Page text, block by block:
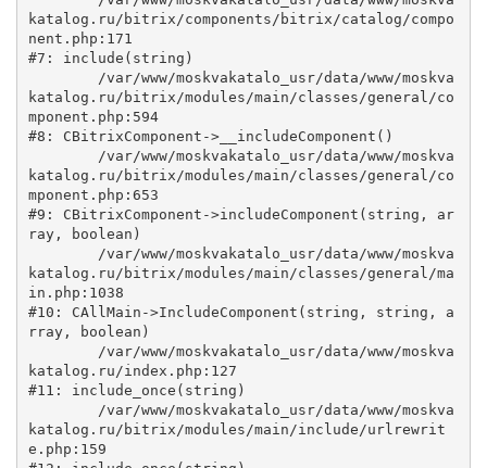
katalog.ru/bitrix/components/bitrix/catalog/compo
nent.php:171
#7: include(string)
katalog.ru/bitrix/modules/main/classes/general/co
mponent.php:594
#8: CBitrixComponent->__includeComponent()
katalog.ru/bitrix/modules/main/classes/general/co
mponent.php:653
#9: CBitrixComponent->includeComponent(string, ar
ray, boolean)
katalog.ru/bitrix/modules/main/classes/general/ma
in.php:1038
#10: CAllMain->IncludeComponent(string, string, a
rray, boolean)
katalog.ru/index.php:127
#11: include_once(string)
katalog.ru/bitrix/modules/main/include/urlrewrit
e.php:159